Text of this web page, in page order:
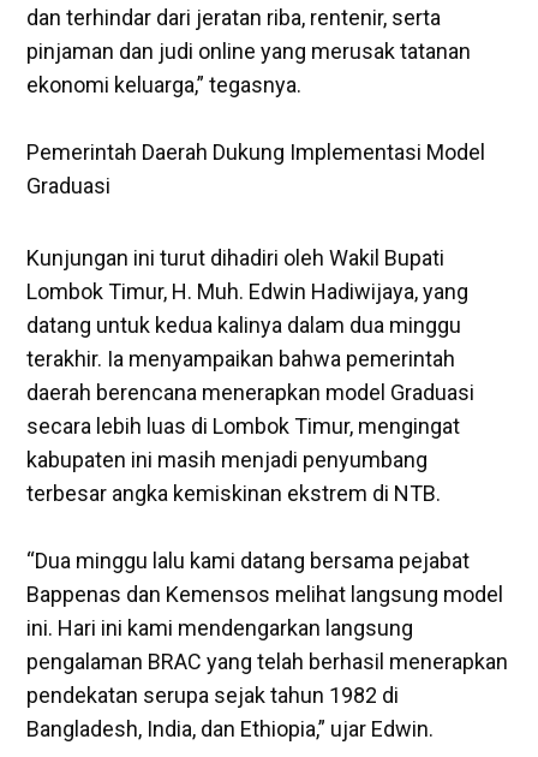
dan terhindar dari jeratan riba, rentenir, serta
pinjaman dan judi online yang merusak tatanan
ekonomi keluarga,” tegasnya.
‎Pemerintah Daerah Dukung Implementasi Model
Graduasi
‎Kunjungan ini turut dihadiri oleh Wakil Bupati
Lombok Timur, H. Muh. Edwin Hadiwijaya, yang
datang untuk kedua kalinya dalam dua minggu
terakhir. Ia menyampaikan bahwa pemerintah
daerah berencana menerapkan model Graduasi
secara lebih luas di Lombok Timur, mengingat
kabupaten ini masih menjadi penyumbang
terbesar angka kemiskinan ekstrem di NTB.
‎“Dua minggu lalu kami datang bersama pejabat
Bappenas dan Kemensos melihat langsung model
ini. Hari ini kami mendengarkan langsung
pengalaman BRAC yang telah berhasil menerapkan
pendekatan serupa sejak tahun 1982 di
Bangladesh, India, dan Ethiopia,” ujar Edwin.